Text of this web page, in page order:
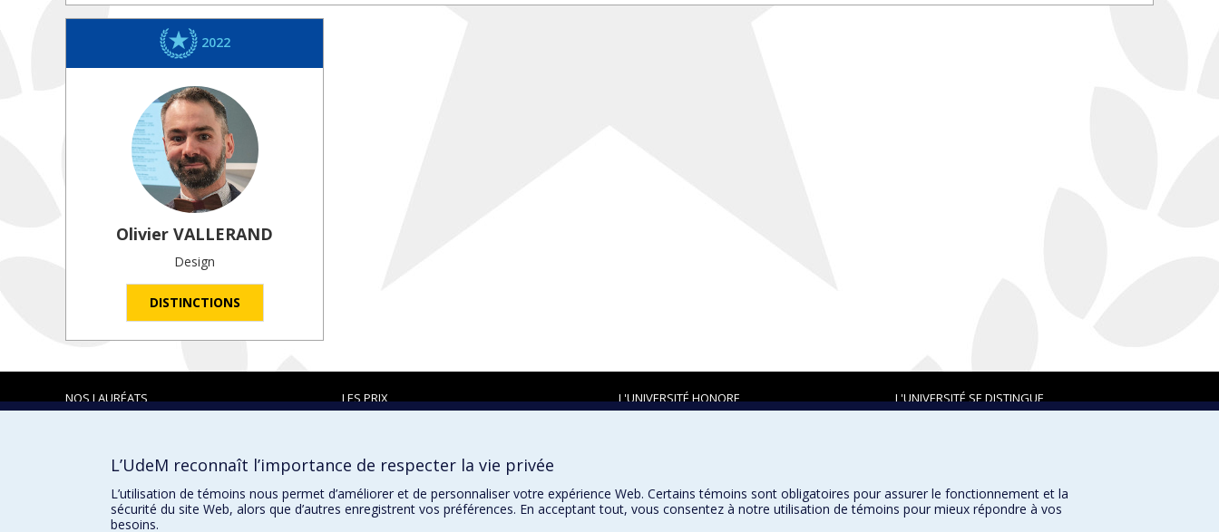
2022
Olivier VALLERAND
Design
DISTINCTIONS
NOS LAURÉATS LES PRIX L'UNIVERSITÉ HONORE L'UNIVERSITÉ SE DISTINGUE
Prix et distinctions
Plan du site|Accessibilité
L’UdeM reconnaît l’importance de respecter la vie privée
L’utilisation de témoins nous permet d’améliorer et de personnaliser votre expérience Web. Certains témoins sont obligatoires pour assurer le fonctionnement et la
sécurité du site Web, alors que d’autres enregistrent vos préférences. En acceptant tout, vous consentez à notre utilisation de témoins pour mieux répondre à vos
besoins.